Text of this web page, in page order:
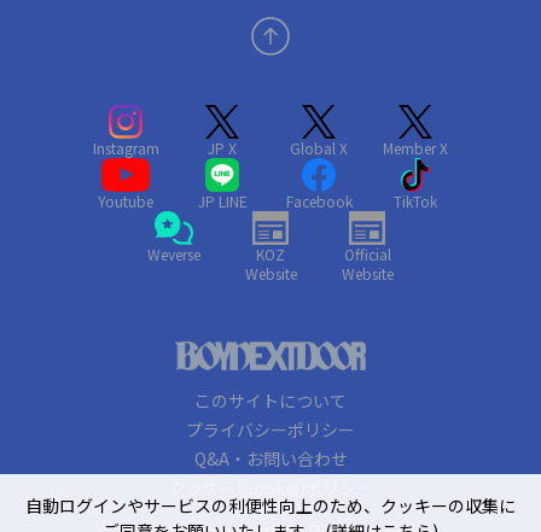
Instagram JP X Global X Member X
Youtube JP LINE Facebook TikTok
Weverse
KOZ
Website
Official
Website
このサイトについて
プライバシーポリシー
Q&A・お問い合わせ
自動ログインやサービスの利便性向上のため、クッキーの収集に